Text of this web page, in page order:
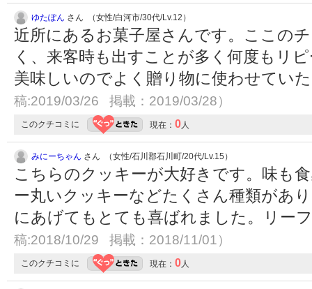
ゆたぽん さん （女性/白河市/30代/Lv.12）
近所にあるお菓子屋さんです。ここの
く、来客時も出すことが多く何度もリ
美味しいのでよく贈り物に使わせてい
稿:2019/03/26 掲載：2019/03/28）
このクチコミに 現在： 0 人
みにーちゃん さん （女性/石川郡石川町/20代/Lv.15）
こちらのクッキーが大好きです。味も
ー丸いクッキーなどたくさん種類があ
にあげてもとても喜ばれました。リー
稿:2018/10/29 掲載：2018/11/01）
このクチコミに 現在： 0 人